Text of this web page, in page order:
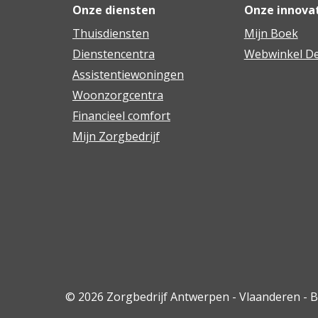
Onze diensten
Thuisdiensten
Dienstencentra
Assistentiewoningen
Woonzorgcentra
Financieel comfort
Mijn Zorgbedrijf
Onze
Mijn Boek
Webwinkel
© 2026 Zorgbedrijf Antwerpen - Vlaanderen -